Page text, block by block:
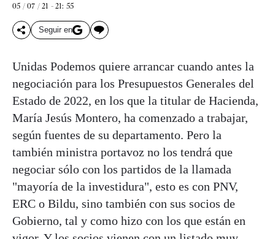
05 / 07 / 21 - 21: 55
Seguir en
Unidas Podemos quiere arrancar cuando antes la
negociación para los Presupuestos Generales del
Estado de 2022, en los que la titular de Hacienda,
María Jesús Montero, ha comenzado a trabajar,
según fuentes de su departamento. Pero la
también ministra portavoz no los tendrá que
negociar sólo con los partidos de la llamada
"mayoría de la investidura", esto es con PNV,
ERC o Bildu, sino también con sus socios de
Gobierno, tal y como hizo con los que están en